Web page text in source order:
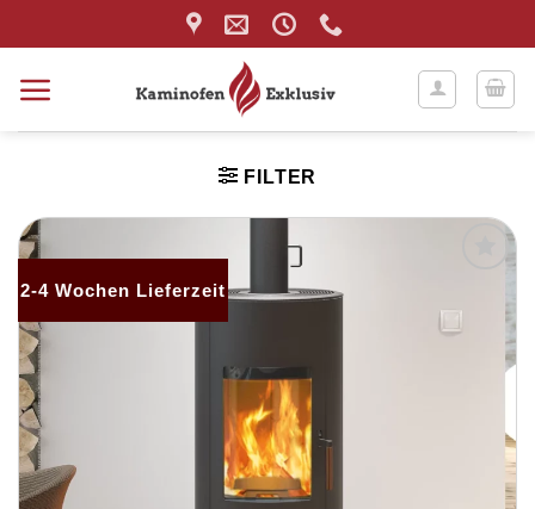
Inhalt
FILTER
2-4 Wochen Lieferzeit
merken